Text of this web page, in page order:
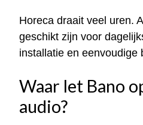
Horeca draait veel uren.
geschikt zijn voor
installatie en eenvoudige
Waar let Bano
audio?